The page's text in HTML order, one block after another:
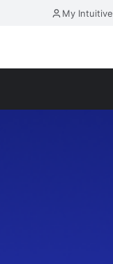
My Intuitive